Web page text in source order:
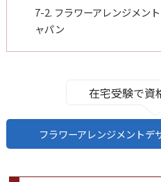
7-2. フラワーアレンジメン
ャパン
在宅受験で資
フラワーアレンジメントデ